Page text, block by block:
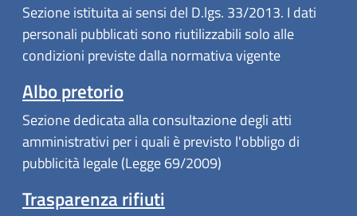
Sezione istituita ai sensi del D.lgs. 33/2013. I dati
personali pubblicati sono riutilizzabili solo alle
condizioni previste dalla normativa vigente
Albo pretorio
Sezione dedicata alla consultazione degli atti
amministrativi per i quali è previsto l'obbligo di
pubblicità legale (Legge 69/2009)
Trasparenza rifiuti